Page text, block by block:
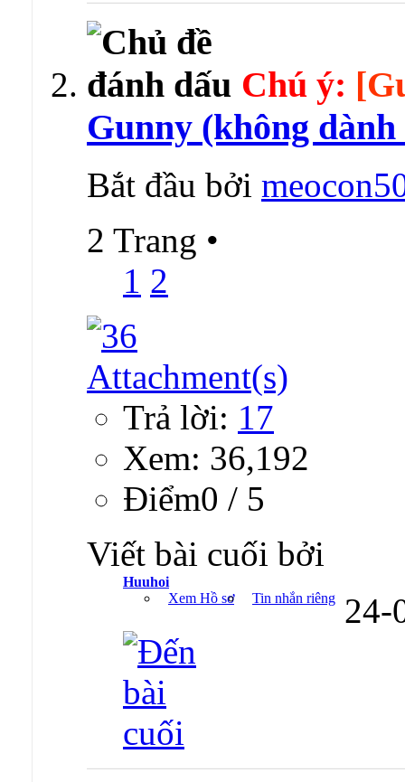
Chú ý:
Gunny (không dành
Bắt đầu bởi
2 Trang •
1 2
Trả lời: 17
Xem: 36,192
Ðiểm0 / 5
Viết bài cuối bởi
Huuhoi
Xem Hồ sơ
Tin nhắn riêng 24-